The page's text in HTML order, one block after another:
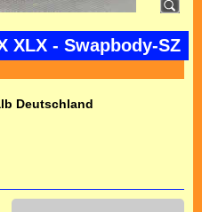
XLX - Swapbody-SZ
Deutschland